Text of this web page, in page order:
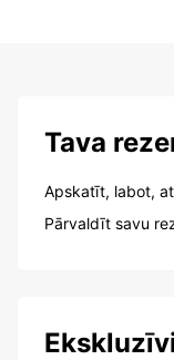
Tava
Apskatīt, labot,
Pārvaldīt savu